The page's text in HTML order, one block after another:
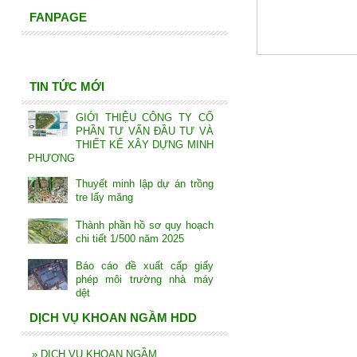
FANPAGE
TIN TỨC MỚI
GIỚI THIỆU CÔNG TY CỔ
PHẦN TƯ VẤN ĐẦU TƯ VÀ
THIẾT KẾ XÂY DỰNG MINH
PHƯƠNG
Thuyết minh lập dự án trồng
tre lấy măng
Thành phần hồ sơ quy hoạch
chi tiết 1/500 năm 2025
Báo cáo đề xuất cấp giấy
phép môi trường nhà máy
dệt
DỊCH VỤ KHOAN NGẦM HDD
» DỊCH VỤ KHOAN NGẦM